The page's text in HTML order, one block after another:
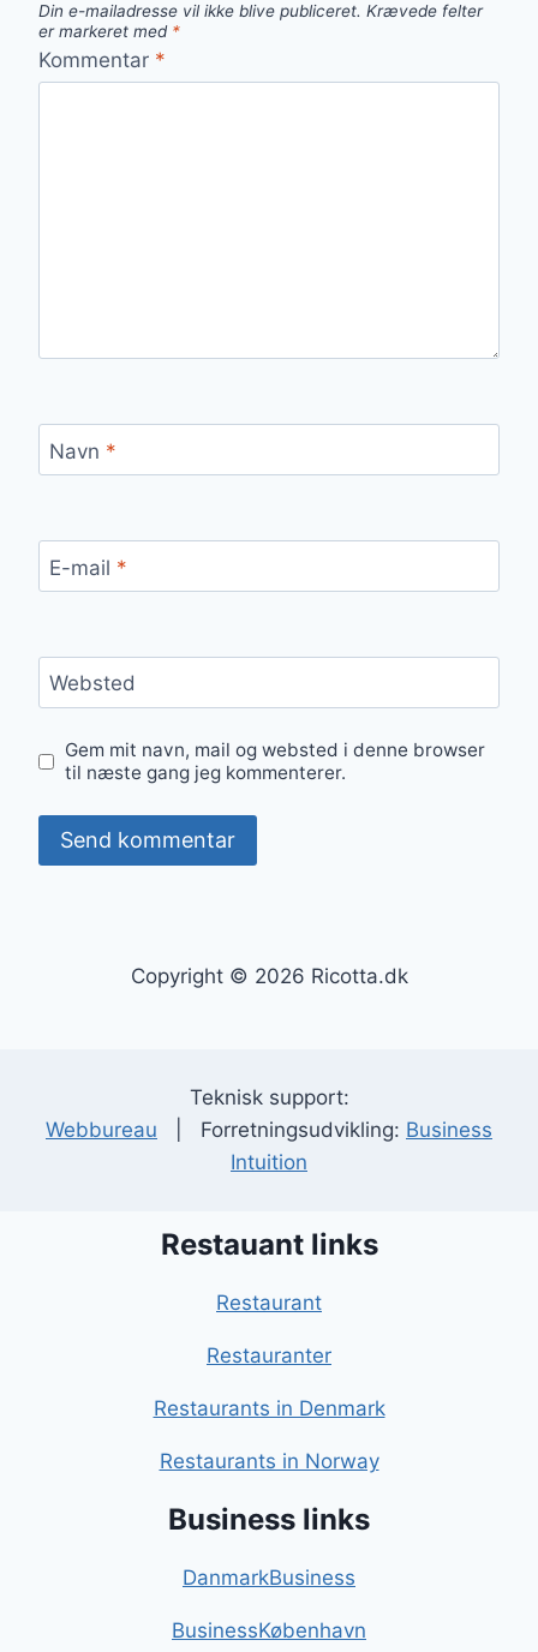
Din e-mailadresse vil ikke blive publiceret. Krævede felter
er markeret med *
Kommentar *
Navn *
E-mail *
Websted
Gem mit navn, mail og websted i denne browser
til næste gang jeg kommenterer.
Copyright © 2026 Ricotta.dk
Teknisk support:
Webbureau | Forretningsudvikling: Business
Intuition
Restauant links
Restaurant
Restauranter
Restaurants in Denmark
Restaurants in Norway
Business links
DanmarkBusiness
BusinessKøbenhavn